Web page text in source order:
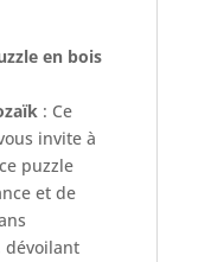
en bois
: Ce
invite à
puzzle
et de
dévoilant